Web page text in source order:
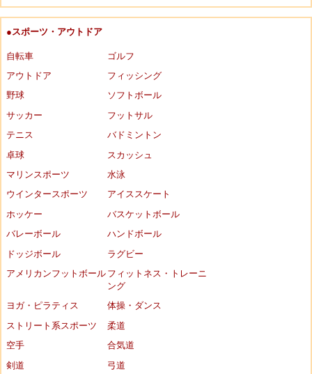
●スポーツ・アウトドア
自転車
ゴルフ
アウトドア
フィッシング
野球
ソフトボール
サッカー
フットサル
テニス
バドミントン
卓球
スカッシュ
マリンスポーツ
水泳
ウインタースポーツ
アイススケート
ホッケー
バスケットボール
バレーボール
ハンドボール
ドッジボール
ラグビー
アメリカンフットボール フィットネス・トレーニ
ング
ヨガ・ピラティス
体操・ダンス
ストリート系スポーツ
柔道
空手
合気道
剣道
弓道